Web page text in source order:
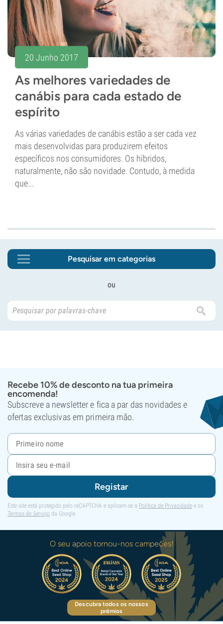
20 Junho 2017
As melhores variedades de
canábis para cada estado de
espírito
As várias variedades de canábis estão a ser cada vez
mais desenvolvidas para produzirem efeitos
específicos nos consumidores. Os híbridos,
naturalmente, não são novidade. Contudo, à medida
que...
Pesquisar em categorias
ou
Recebe 10% de desconto na tua primeira
encomenda!
Subscreve a newsletter e fica a par das novidades e
ofertas exclusivas em primeira mão.
Registar
Este site está protegido pelo reCAPTCHA e aplicam-se a Política de Privacidade e os
Termos de Serviço da Google.
O seu apoio tornou-nos campeões!
Descubra todos os nossos
prémios